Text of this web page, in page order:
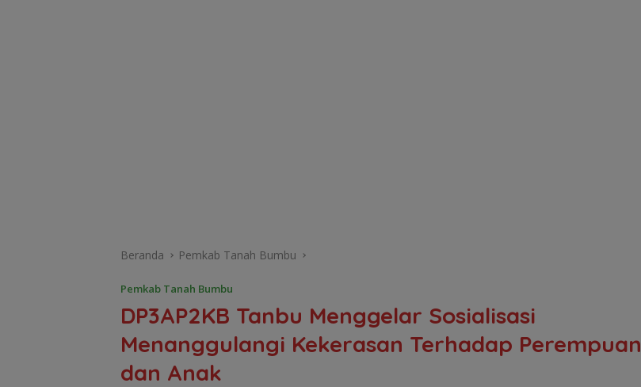
Beranda Pemkab Tanah Bumbu
Pemkab Tanah Bumbu
DP3AP2KB Tanbu Menggelar Sosialisasi
Menanggulangi Kekerasan Terhadap Perempuan
dan Anak